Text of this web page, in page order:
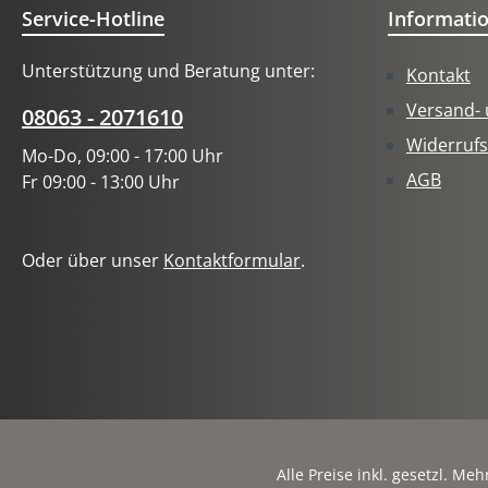
Service-Hotline
Unterstützung und Beratung unter:
08063 - 2071610
Mo-Do, 09:00 - 17:00 Uhr
Fr 09:00 - 13:00 Uhr
Oder über unser Kontaktformular.
Kontakt
Versand-
AGB
Alle Preise inkl. gesetzl.